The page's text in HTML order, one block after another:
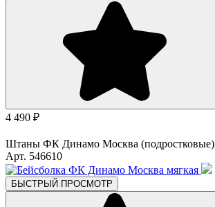
4 490 ₽
Штаны ФК Динамо Москва (подростковые)
Арт. 546610
БЫСТРЫЙ ПРОСМОТР